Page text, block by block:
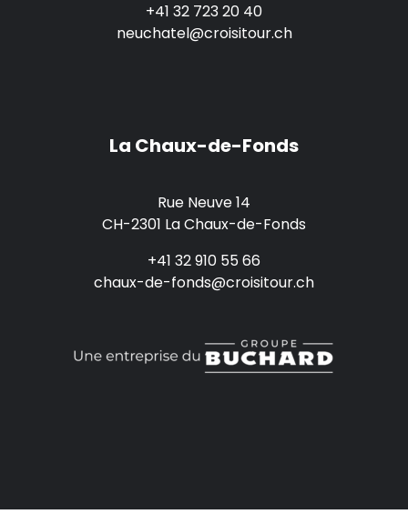
+41 32 723 20 40
neuchatel@croisitour.ch
La Chaux-de-Fonds
Rue Neuve 14
CH-2301 La Chaux-de-Fonds
+41 32 910 55 66
chaux-de-fonds@croisitour.ch